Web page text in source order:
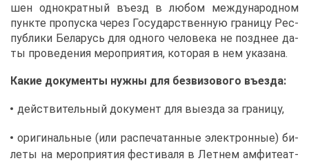
шен од­но­крат­ный въезд в лю­бом меж­ду­на­род­ном
пунк­те про­пус­ка че­рез Го­су­дар­ствен­ную гра­ни­цу Рес­
пуб­ли­ки Бе­ла­русь для од­но­го че­ло­ве­ка не позд­нее да­
ты про­ве­де­ния ме­ро­при­я­тия, ко­то­рая в нем ука­за­на.
Ка­кие до­ку­мен­ты нуж­ны для без­ви­зо­во­го въез­да:
дей­стви­тель­ный до­ку­мент для вы­ез­да за гра­ни­цу,
ори­ги­наль­ные (или рас­пе­ча­тан­ные элек­трон­ные) би­
ле­ты на ме­ро­при­я­тия фе­сти­ва­ля в Лет­нем ам­фи­те­ат­